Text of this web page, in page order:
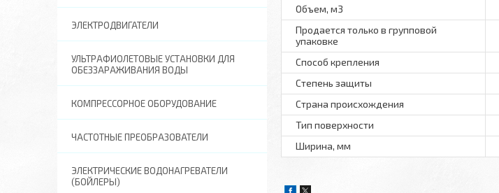
Объем, м3
Продается только в групповой
упаковке
Способ крепления
Степень защиты
Страна происхождения
Тип поверхности
Ширина, мм
ЭЛЕКТРОДВИГАТЕЛИ
УЛЬТРАФИОЛЕТОВЫЕ УСТАНОВКИ ДЛЯ
ОБЕЗЗАРАЖИВАНИЯ ВОДЫ
КОМПРЕССОРНОЕ ОБОРУДОВАНИЕ
ЧАСТОТНЫЕ ПРЕОБРАЗОВАТЕЛИ
ЭЛЕКТРИЧЕСКИЕ ВОДОНАГРЕВАТЕЛИ
(БОЙЛЕРЫ)